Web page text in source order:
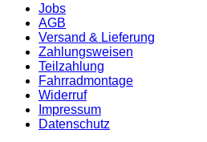
Jobs
AGB
Versand & Lieferung
Zahlungsweisen
Teilzahlung
Fahrradmontage
Widerruf
Impressum
Datenschutz